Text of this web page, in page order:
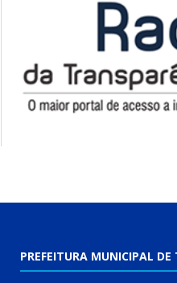
PREFEITURA MUNICIPAL DE